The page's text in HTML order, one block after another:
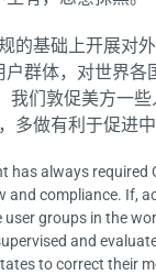
的基础上开展对
群体，对世界各
我们敦促美方一
多做有利于促进中
has always required
compliance. If,
groups in the
and
to correct their